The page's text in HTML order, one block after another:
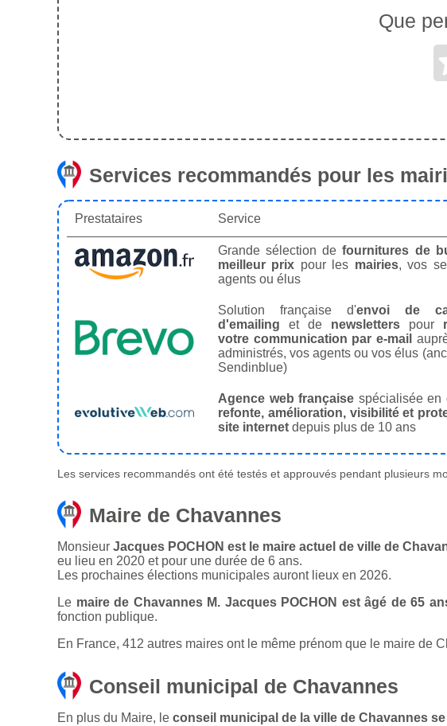
Que
Services recommandés pour les
Prestataires Service
Grande sélection defournitures de
meilleur prix pour les mairies, vos
agents ou élus
Solution française d'envoi de
d'emailing et de newsletterspour
votre communication par e-mail
administrés, vos agents ou vos élus
Sendinblue)
Agence web française spécialisée en
refonte, amélioration, visibilité et
site internet depuis plus de 10 ans
Les services recommandés ont été testés et approuvés pendant plusieurs
Maire de Chavannes
MonsieurJacques POCHON est le maire actuel de ville de
eu lieu en 2020 et pour une durée de 6 ans.
Les prochaines élections municipales auront lieux en 2026.
Le maire de Chavannes M. Jacques POCHON est âgé de 65
fonction publique.
En France, 412 autres maires ont le même prénom que le maire de
Conseil municipal de Chavannes
En plus du Maire, le conseil municipal de la ville de Chavannes